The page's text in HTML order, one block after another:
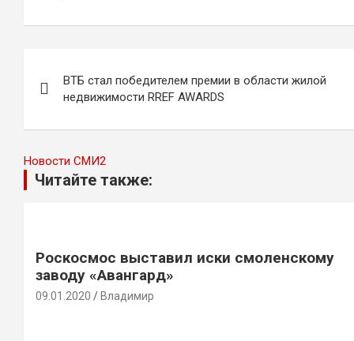
по
записям
ВТБ стал победителем премии в области жилой
недвижимости RREF AWARDS
Новости СМИ2
Читайте также:
Роскосмос выставил иски смоленскому
заводу «Авангард»
09.01.2020 Владимир